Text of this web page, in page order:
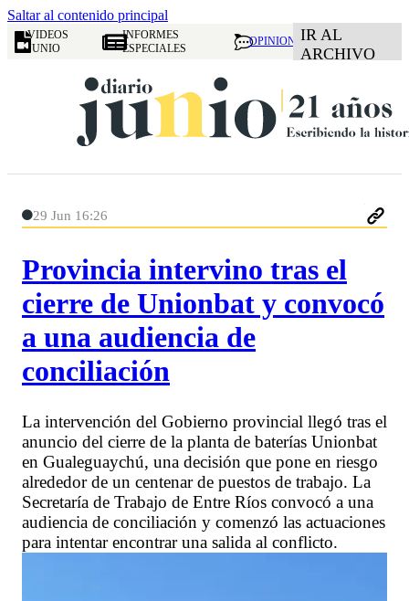
Saltar al contenido principal
VIDEOS
JUNIO
INFORMES
ESPECIALES
OPINION IR AL
ARCHIVO
29 Jun 16:26
Provincia intervino tras el
cierre de Unionbat y convocó
a una audiencia de
conciliación
La intervención del Gobierno provincial llegó tras el
anuncio del cierre de la planta de baterías Unionbat
en Gualeguaychú, una decisión que pone en riesgo
alrededor de un centenar de puestos de trabajo. La
Secretaría de Trabajo de Entre Ríos convocó a una
audiencia de conciliación y comenzó las actuaciones
para intentar encontrar una salida al conflicto.